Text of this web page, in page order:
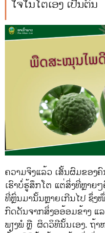
ໃຈໃນໂຕເອງ ເປັນຕົ້ນ
ຄວາມຈິງແລ້ວ ເສັ້ນຜົມຂອງ
ເຮົາບໍ່ຮູ້ສຶກໂຕ ແຕ່ສິ່ງທີ່ຫຼາຍ
ທີ່ຫຼົ່ນມານັ້ນຫຼາຍເກີນໄປ ຊຶ່ງ
ກົດດັນຈາກສິ່ງອອ້ອມຂ້າງ ແ
ພຽງພໍ ຫຼື ຜິດວິທີນັ້ນເອງ. ຖ້າ